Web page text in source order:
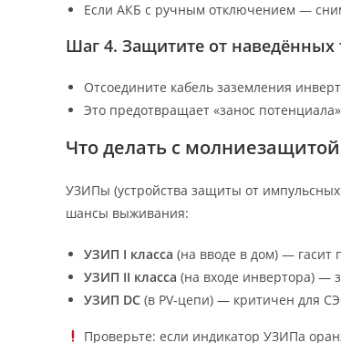
Если АКБ с ручным отключением —
Шаг 4. Защитите от
Отсоедините кабель заземления
Это предотвращает «занос
Что делать с
УЗИПы (устройства защиты от
шансы выживания:
УЗИП I класса (на вводе в дом) — гасит
УЗИП II класса (на входе инвертора) —
УЗИП DC (в PV-цепи) — критичен для
Проверьте: если индикатор УЗИПа